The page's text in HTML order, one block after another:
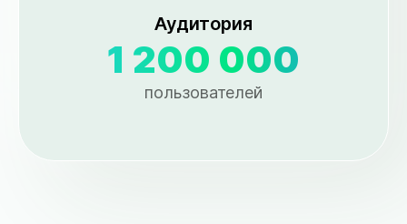
Аудитория
1 200 000
пользователей